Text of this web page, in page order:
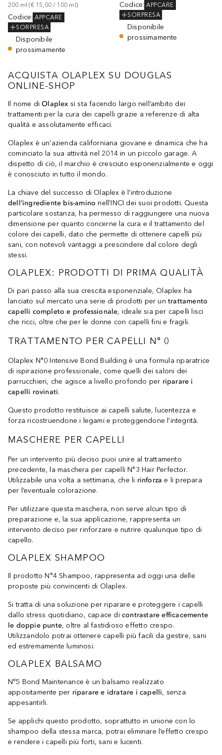
200 ml (€ 15,00 / 100 ml )
Codice: APPCARE
SORPRESA
Disponibile
prossimamente
Codice: APPCARE
SORPRESA
Disponibile
prossimamente
ACQUISTA OLAPLEX SU DOUGLAS
ONLINE-SHOP
Il nome diOlaplex si sta facendo largo nell’ambito dei
trattamenti per la cura dei capelli grazie a referenze di alta
qualità e assolutamente efficaci.
Olaplex è un'azienda californiana giovane e dinamica che ha
cominciato la sua attività nel 2014 in un piccolo garage. A
dispetto di ciò, il marchio è cresciuto esponenzialmente e oggi
è conosciuto in tutto il mondo.
La chiave del successo di Olaplex è l’introduzione
dell’ingrediente bis-amino nell'INCI dei suoi prodotti. Questa
particolare sostanza, ha permesso di raggiungere una nuova
dimensione per quanto concerne la cura e il trattamento del
colore dei capelli, dato che permette di ottenere capelli più
sani, con notevoli vantaggi a prescindere dal colore degli
stessi.
OLAPLEX: PRODOTTI DI PRIMA QUALITÀ
Di pari passo alla sua crescita esponenziale, Olaplex ha
lanciato sul mercato una serie di prodotti per untrattamento
capelli completo e professionale, ideale sia per capelli lisci
che ricci, oltre che per le donne con capelli fini e fragili.
TRATTAMENTO PER CAPELLI N° 0
Olaplex N°0 Intensive Bond Building è una formula riparatrice
di ispirazione professionale, come quelli dei saloni dei
parrucchieri, che agisce a livello profondo per riparare i
capelli rovinati.
Questo prodotto restituisce ai capelli salute, lucentezza e
forza ricostruendone i legami e proteggendone l'integrità.
MASCHERE PER CAPELLI
Per un intervento più deciso puoi unire al trattamento
precedente, la maschera per capelli N°3 Hair Perfector.
Utilizzabile una volta a settimana, che li rinforza e li prepara
per l’eventuale colorazione.
Per utilizzare questa maschera, non serve alcun tipo di
preparazione e, la sua applicazione, rappresenta un
intervento deciso per rinforzare e nutrire qualunque tipo di
capello.
OLAPLEX SHAMPOO
Il prodotto N°4 Shampoo, rappresenta ad oggi una delle
proposte più convincenti di Olaplex.
Si tratta di una soluzione per riparare e proteggere i capelli
dallo stress quotidiano, capace di contrastare efficacemente
le doppie punte, oltre al fastidioso effetto crespo.
Utilizzandolo potrai ottenere capelli più facili da gestire, sani
ed estremamente luminosi.
OLAPLEX BALSAMO
N°5 Bond Maintenance è un balsamo realizzato
appositamente per riparare e idratare i capelli, senza
appesantirli.
Se applichi questo prodotto, soprattutto in unione con lo
shampoo della stessa marca, potrai eliminare l’effetto crespo
e rendere i capelli più forti, sani e lucenti.